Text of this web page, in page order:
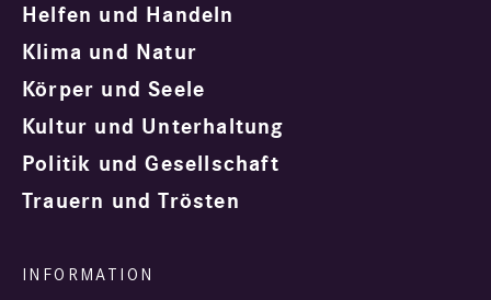
Helfen und Handeln
Klima und Natur
Körper und Seele
Kultur und Unterhaltung
Politik und Gesellschaft
Trauern und Trösten